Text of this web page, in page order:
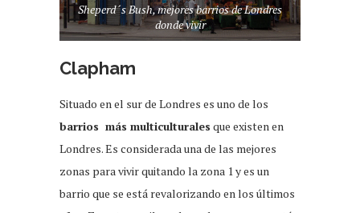
Sheperd´s Bush, mejores barrios de Londres
donde vivir
Clapham
Situado en el sur de Londres es uno de los
barrios más multiculturales que existen en
Londres. Es considerada una de las mejores
zonas para vivir quitando la zona 1 y es un
barrio que se está revalorizando en los últimos